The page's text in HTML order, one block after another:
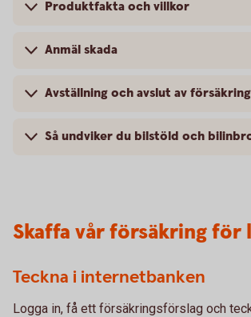
Produktfakta och villkor
Anmäl skada
Avställning och avslut av försäkring
Så undviker du bilstöld och
Skaffa vår försäkring
Teckna i internetbanken
Logga in, få ett försäkringsförslag och